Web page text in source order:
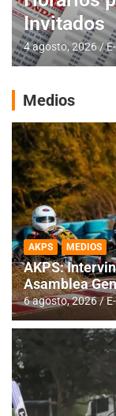
Invitados
4 agosto, 2026
Medios
AKPS MEDIOS
AKPS:
Asamblea
6 agosto, 2026